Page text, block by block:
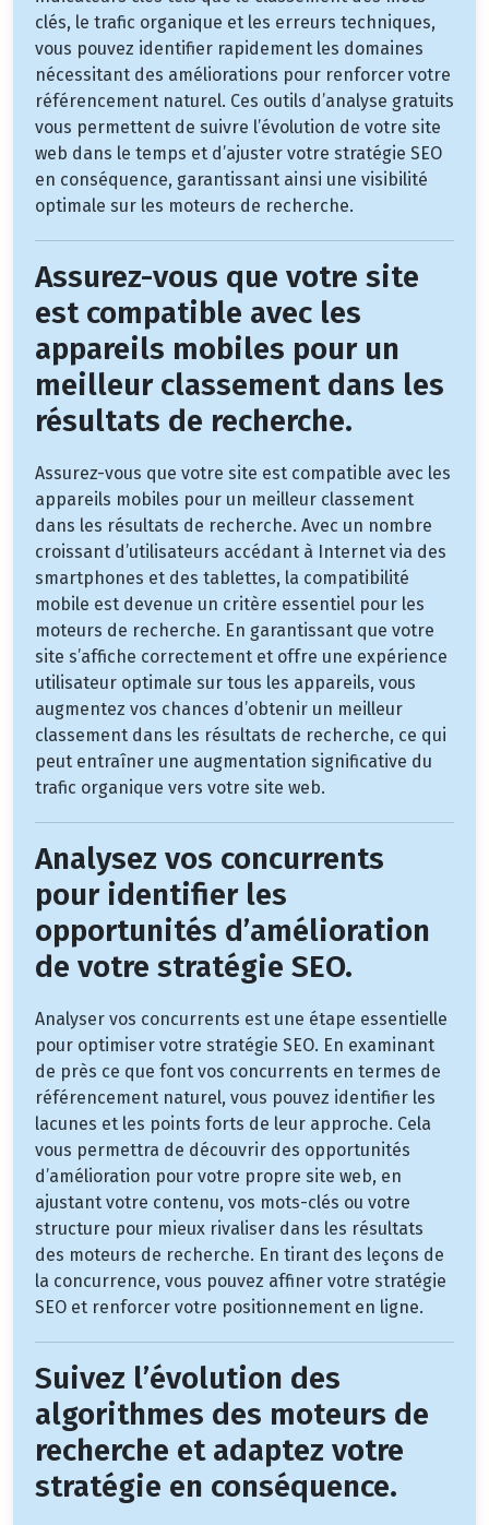
clés, le trafic organique et les erreurs techniques,
vous pouvez identifier rapidement les domaines
nécessitant des améliorations pour renforcer votre
référencement naturel. Ces outils d’analyse gratuits
vous permettent de suivre l’évolution de votre site
web dans le temps et d’ajuster votre stratégie SEO
en conséquence, garantissant ainsi une visibilité
optimale sur les moteurs de recherche.
Assurez-vous que votre site
est compatible avec les
appareils mobiles pour un
meilleur classement dans les
résultats de recherche.
Assurez-vous que votre site est compatible avec les
appareils mobiles pour un meilleur classement
dans les résultats de recherche. Avec un nombre
croissant d’utilisateurs accédant à Internet via des
smartphones et des tablettes, la compatibilité
mobile est devenue un critère essentiel pour les
moteurs de recherche. En garantissant que votre
site s’affiche correctement et offre une expérience
utilisateur optimale sur tous les appareils, vous
augmentez vos chances d’obtenir un meilleur
classement dans les résultats de recherche, ce qui
peut entraîner une augmentation significative du
trafic organique vers votre site web.
Analysez vos concurrents
pour identifier les
opportunités d’amélioration
de votre stratégie SEO.
Analyser vos concurrents est une étape essentielle
pour optimiser votre stratégie SEO. En examinant
de près ce que font vos concurrents en termes de
référencement naturel, vous pouvez identifier les
lacunes et les points forts de leur approche. Cela
vous permettra de découvrir des opportunités
d’amélioration pour votre propre site web, en
ajustant votre contenu, vos mots-clés ou votre
structure pour mieux rivaliser dans les résultats
des moteurs de recherche. En tirant des leçons de
la concurrence, vous pouvez affiner votre stratégie
SEO et renforcer votre positionnement en ligne.
Suivez l’évolution des
algorithmes des moteurs de
recherche et adaptez votre
stratégie en conséquence.